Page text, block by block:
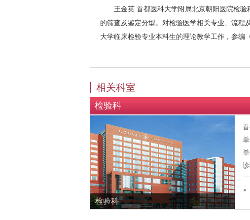
王金英 首都医科大学附属北京朝阳医院检
的筛查及鉴定分型。对检验医学相关专业、流
大学临床检验专业本科生的理论教学工作，参编
相关科室
检验科
检验科